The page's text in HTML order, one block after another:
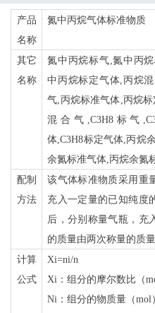
产品
名称
氮中丙烷气体标准物质
其它
名称
氮中丙烷标气,氮中丙
中丙烷标定气体,丙烷
气,丙烷标准气体,丙烷标
混合气,C3H8标气
体,C3H8标定气体,丙烷
余氮标准气体,丙烷余氮
配制
方法
该气体标准物质采用重
充入一定量的已知纯度
后，分别称量气瓶，充
的质量由两次称量的质量
计算
公式
Xi=ni/n
Xi ：组分的摩尔数比（
Ni ：组分的物质量（mol